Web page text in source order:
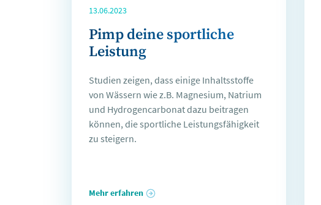
13.06.2023
Pimp deine sportliche
Leistung
Studien zeigen, dass einige Inhaltsstoffe
von Wässern wie z.B. Magnesium, Natrium
und Hydrogencarbonat dazu beitragen
können, die sportliche Leistungsfähigkeit
zu steigern.
Mehr erfahren